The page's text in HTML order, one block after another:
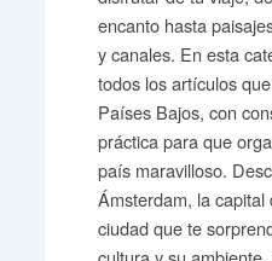
encanto hasta
y canales. En esta
todos los artículos
Países Bajos, con
práctica para que
país maravilloso.
Ámsterdam, la
ciudad que te